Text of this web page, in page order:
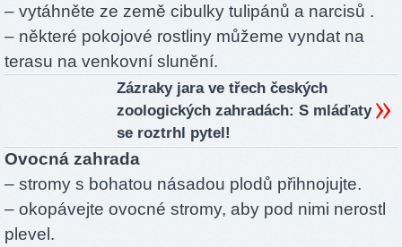
– vytáhněte ze země cibulky tulipánů a narcisů .
– některé pokojové rostliny můžeme vyndat na
terasu na venkovní slunění.
Zázraky jara ve třech českých
zoologických zahradách: S mláďaty
se roztrhl pytel!
Ovocná zahrada
– stromy s bohatou násadou plodů přihnojujte.
– okopávejte ovocné stromy, aby pod nimi nerostl
plevel.